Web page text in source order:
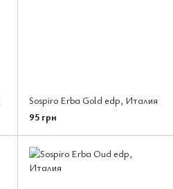
Sospiro Erba Gold edp, Италия
95 грн